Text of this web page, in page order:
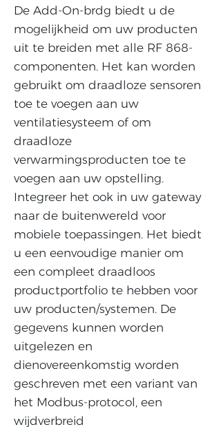
De Add-On-brdg biedt u de
mogelijkheid om uw producten
uit te breiden met alle RF 868-
componenten. Het kan worden
gebruikt om draadloze sensoren
toe te voegen aan uw
ventilatiesysteem of om
draadloze
verwarmingsproducten toe te
voegen aan uw opstelling.
Integreer het ook in uw gateway
naar de buitenwereld voor
mobiele toepassingen. Het biedt
u een eenvoudige manier om
een ​​compleet draadloos
productportfolio te hebben voor
uw producten/systemen. De
gegevens kunnen worden
uitgelezen en
dienovereenkomstig worden
geschreven met een variant van
het Modbus-protocol, een
wijdverbreid